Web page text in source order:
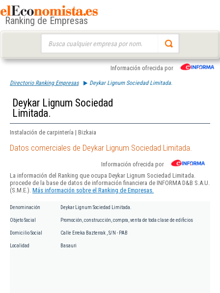
Ranking de Empresas
Información ofrecida por
Directorio Ranking Empresas Deykar Lignum Sociedad Limitada.
Deykar Lignum Sociedad
Limitada.
Instalación de carpintería | Bizkaia
Datos comerciales de Deykar Lignum Sociedad Limitada.
Información ofrecida por
La información del Ranking que ocupa Deykar Lignum Sociedad Limitada.
procede de la base de datos de información financiera de INFORMA D&B S.A.U.
(S.M.E.). Más información sobre el Ranking de Empresas.
Denominación Deykar Lignum Sociedad Limitada.
Objeto Social Promoción, construcción, compra, venta de toda clase de edificios
Domicilio Social Calle Erreka Bazterrak , S/N - PAB
Localidad Basauri